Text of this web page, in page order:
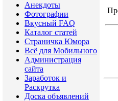
Анекдоты
Фотографии
Вкусный FAQ
Каталог статей
Страничка Юмора
Всё для Мобильного
Администрация
сайта
Заработок и
Раскрутка
Доска объявлений